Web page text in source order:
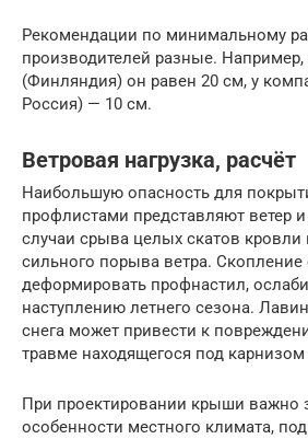
Рекомендации по минимальному
производителей разные. Например,
(Финляндия) он равен 20 см, у
Россия) — 10 см.
Ветровая нагрузка, расчёт
Наибольшую опасность для
профлистами представляют ветер
случаи срыва целых скатов
сильного порыва ветра. Скопление
деформировать профнастил,
наступлению летнего сезона.
снега может привести к
травме находящегося под
При проектировании крыши важно
особенности местного климата,